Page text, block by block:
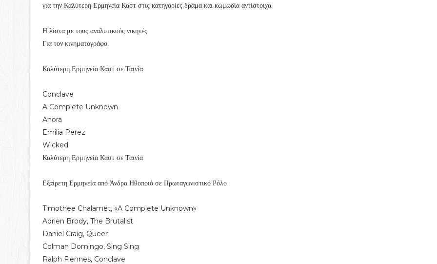
για την Καλύτερη Ερμηνεία Καστ στις κατηγορίες δράμα και κωμωδία αντίστοιχα.
Η λίστα με τους αναλυτικούς νικητές
Για τον κινηματογράφο:
Καλύτερη Ερμηνεία Καστ σε Ταινία
Conclave
A Complete Unknown
Anora
Emilia Perez
Wicked
Καλύτερη Ερμηνεία Καστ σε Ταινία
Εξαίρετη Ερμηνεία από Άνδρα Ηθοποιό σε Πρωταγωνιστικό Ρόλο
Timothee Chalamet, «A Complete Unknown»
Adrien Brody, The Brutalist
Daniel Craig, Queer
Colman Domingo, Sing Sing
Ralph Fiennes, Conclave